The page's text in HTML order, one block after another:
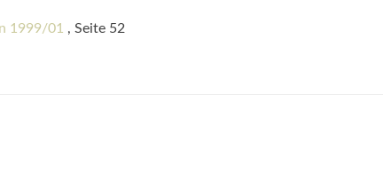
1999/01 , Seite 52